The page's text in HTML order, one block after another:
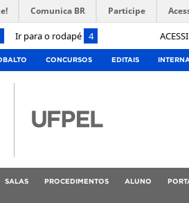
Ir para o rodapé 4
Comunica BR Participe
CONCURSOS EDITAIS
SALAS PROCEDIMENTOS ALUNO